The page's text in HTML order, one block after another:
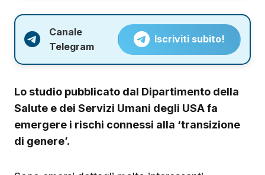
Canale
Telegram
Iscriviti subito!
Lo studio pubblicato dal Dipartimento della
Salute e dei Servizi Umani degli USA fa
emergere i rischi connessi alla ‘transizione
di genere’.